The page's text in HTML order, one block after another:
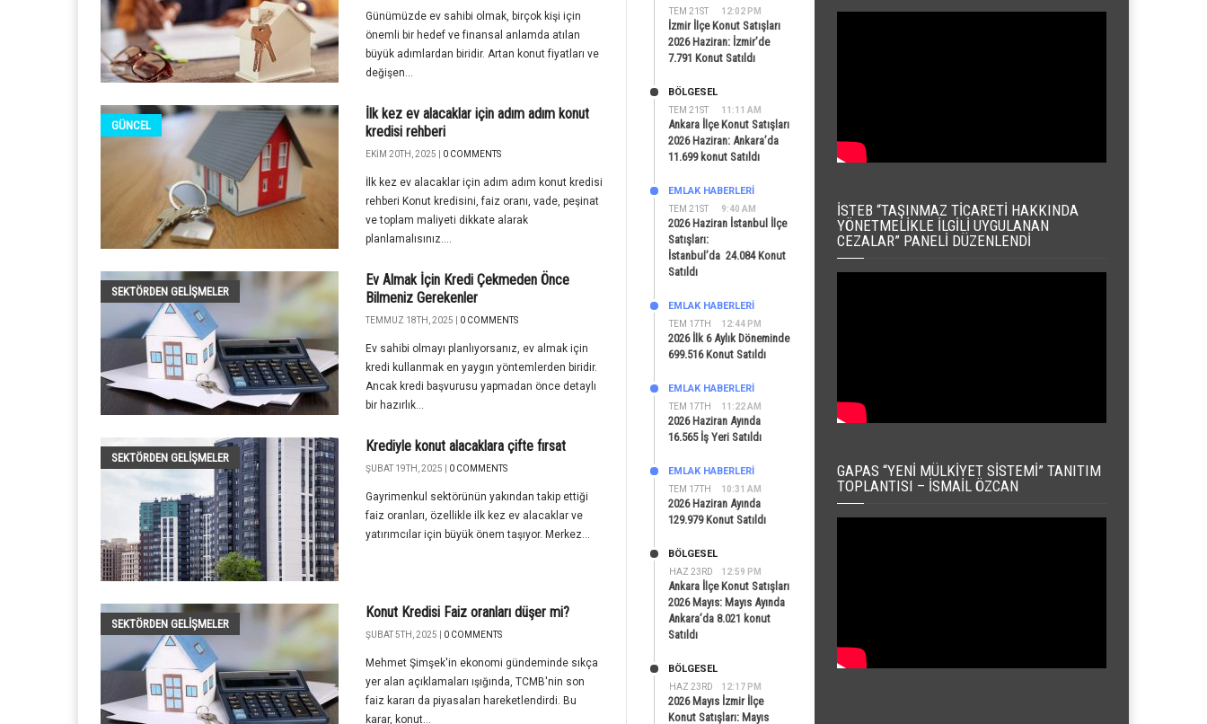
Günümüzde ev sahibi olmak, birçok kişi için
önemli bir hedef ve finansal anlamda atılan
büyük adımlardan biridir. Artan konut fiyatları ve
değişen...
GÜNCEL
İlk kez ev alacaklar için adım adım konut
kredisi rehberi
EKIM 20TH, 2025 | 0 COMMENTS
İlk kez ev alacaklar için adım adım konut kredisi
rehberi Konut kredisini, faiz oranı, vade, peşinat
ve toplam maliyeti dikkate alarak
planlamalısınız....
SEKTÖRDEN GELIŞMELER
Ev Almak İçin Kredi Çekmeden Önce
Bilmeniz Gerekenler
TEMMUZ 18TH, 2025 | 0 COMMENTS
Ev sahibi olmayı planlıyorsanız, ev almak için
kredi kullanmak en yaygın yöntemlerden biridir.
Ancak kredi başvurusu yapmadan önce detaylı
bir hazırlık...
SEKTÖRDEN GELIŞMELER
Krediyle konut alacaklara çifte fırsat
ŞUBAT 19TH, 2025 | 0 COMMENTS
Gayrimenkul sektörünün yakından takip ettiği
faiz oranları, özellikle ilk kez ev alacaklar ve
yatırımcılar için büyük önem taşıyor. Merkez...
SEKTÖRDEN GELIŞMELER
Konut Kredisi Faiz oranları düşer mi?
ŞUBAT 5TH, 2025 | 0 COMMENTS
Mehmet Şimşek'in ekonomi gündeminde sıkça
yer alan açıklamaları ışığında, TCMB'nin son
faiz kararı da piyasaları hareketlendirdi. Bu
karar, konut...
TEM 21ST 12:02 PM
İzmir İlçe Konut Satışları
2026 Haziran: İzmir’de
7.791 Konut Satıldı
TEM 21ST 11:11 AM
BÖLGESEL
Ankara İlçe Konut Satışları
2026 Haziran: Ankara’da
11.699 konut Satıldı
TEM 21ST 9:40 AM
EMLAK HABERLERI
2026 Haziran İstanbul İlçe
Satışları:
İstanbul’da 24.084 Konut
Satıldı
TEM 17TH 12:44 PM
EMLAK HABERLERI
2026 İlk 6 Aylık Döneminde
699.516 Konut Satıldı
TEM 17TH 11:22 AM
EMLAK HABERLERI
2026 Haziran Ayında
16.565 İş Yeri Satıldı
TEM 17TH 10:31 AM
EMLAK HABERLERI
2026 Haziran Ayında
129.979 Konut Satıldı
HAZ 23RD 12:59 PM
BÖLGESEL
Ankara İlçe Konut Satışları
2026 Mayıs: Mayıs Ayında
Ankara’da 8.021 konut
Satıldı
HAZ 23RD 12:17 PM
BÖLGESEL
2026 Mayıs İzmir İlçe
Konut Satışları: Mayıs
İSTEB “TAŞINMAZ TICARETI HAKKINDA
YÖNETMELIKLE İLGILI UYGULANAN
CEZALAR” PANELI DÜZENLENDI
GAPAS “YENI MÜLKIYET SISTEMI” TANITIM
TOPLANTISI – İSMAIL ÖZCAN